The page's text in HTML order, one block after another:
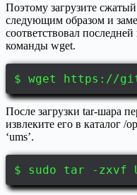
Поэтому загрузите
следующим образом и
соответствовал
команды wget.
$ wget https://
После загрузки tar-шара
извлеките его в каталог
‘ums’.
$ sudo tar -zxvf